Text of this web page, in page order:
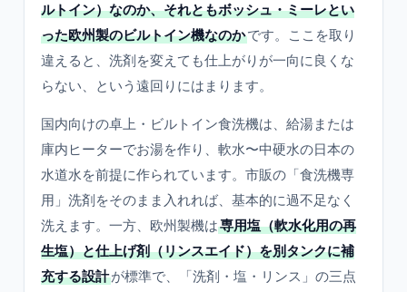
ルトイン）なのか、それともボッシュ・ミーレとい
った欧州製のビルトイン機なのかです。ここを取り
違えると、洗剤を変えても仕上がりが一向に良くな
らない、という遠回りにはまります。
国内向けの卓上・ビルトイン食洗機は、給湯または
庫内ヒーターでお湯を作り、軟水〜中硬水の日本の
水道水を前提に作られています。市販の「食洗機専
用」洗剤をそのまま入れれば、基本的に過不足なく
洗えます。一方、欧州製機は専用塩（軟水化用の再
生塩）と仕上げ剤（リンスエイド）を別タンクに補
充する設計が標準で、「洗剤・塩・リンス」の三点